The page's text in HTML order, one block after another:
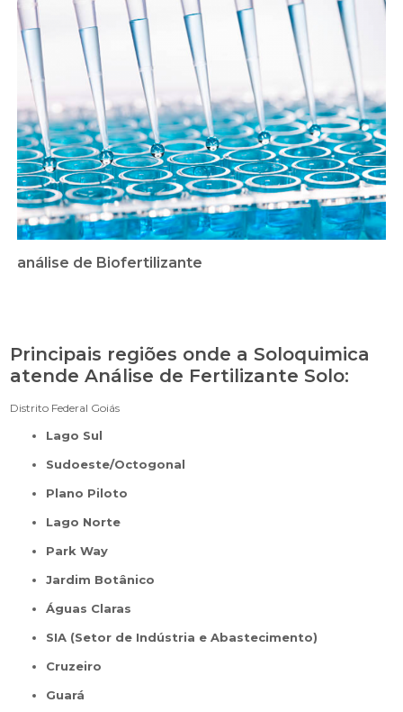
análise de Biofertilizante
Principais regiões onde a Soloquimica
atende Análise de Fertilizante Solo:
Distrito Federal Goiás
Lago Sul
Sudoeste/Octogonal
Plano Piloto
Lago Norte
Park Way
Jardim Botânico
Águas Claras
SIA (Setor de Indústria e Abastecimento)
Cruzeiro
Guará